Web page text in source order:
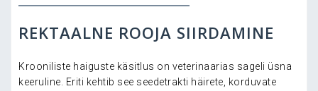
REKTAALNE ROOJA SIIRDAMINE
Krooniliste haiguste käsitlus on veterinaarias sageli üsna
keeruline. Eriti kehtib see seedetrakti häirete, korduvate